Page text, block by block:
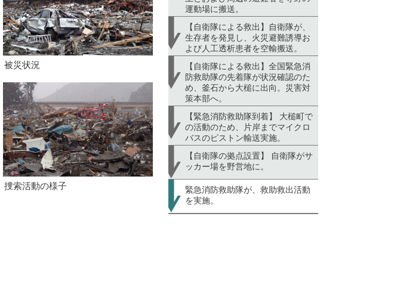
被災状況
捜索活動の様子
運動場に搬送。
【自衛隊による救出】自衛隊が、
生存者を発見し、火災避難誘導お
よび人工透析患者を空輸搬送。
【自衛隊による救出】全国緊急消
防救助隊の先着隊が状況確認のた
め、釜石から大槌に出向。災害対
策本部へ。
【緊急消防救助隊到着】 大槌町で
の活動のため、片岸までマイクロ
バスのピストン輸送実施。
【自衛隊の拠点設置】 自衛隊がサ
ッカー場を野営地に。
緊急消防救助隊が、救助救出活動
を実施。